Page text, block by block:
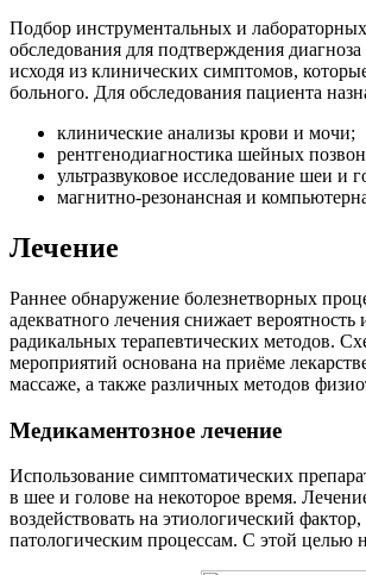
Подбор инструментальных и
обследования для подтверждения диагноза
исходя из клинических симптомов,
больного. Для обследования пациента
клинические анализы крови и мочи;
рентгенодиагностика шейных
ультразвуковое исследование шеи и
магнитно-резонансная и
Лечение
Раннее обнаружение болезнетворных
адекватного лечения снижает вероятность
радикальных терапевтических методов.
мероприятий основана на приёме
массаже, а также различных методов
Медикаментозное лечение
Использование симптоматических
в шее и голове на некоторое время.
воздействовать на этиологический
патологическим процессам. С этой целью